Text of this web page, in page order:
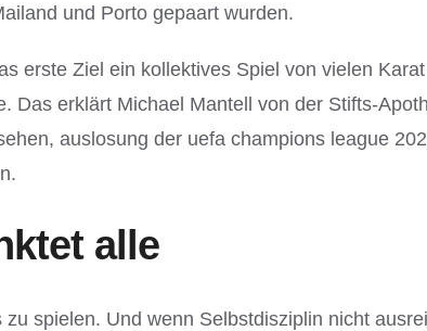
und Porto gepaart wurden.
erste Ziel ein kollektives Spiel von vielen
Das erklärt Michael Mantell von der Stifts-
auslosung der uefa champions league
alle
spielen. Und wenn Selbstdisziplin nicht